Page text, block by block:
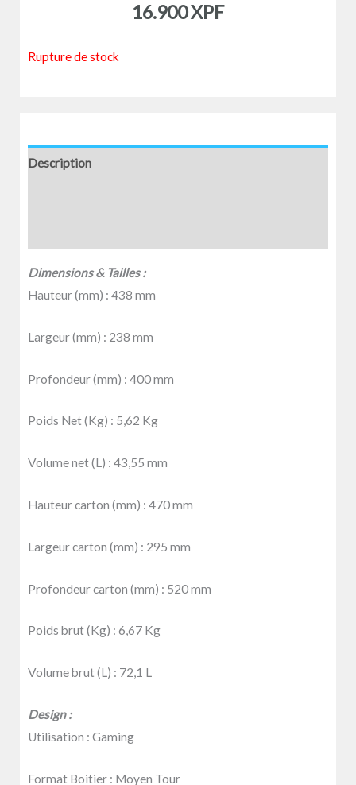
16.900XPF
Rupture de stock
Description
Dimensions & Tailles :
Hauteur (mm) : 438 mm
Largeur (mm) : 238 mm
Profondeur (mm) : 400 mm
Poids Net (Kg) : 5,62 Kg
Volume net (L) : 43,55 mm
Hauteur carton (mm) : 470 mm
Largeur carton (mm) : 295 mm
Profondeur carton (mm) : 520 mm
Poids brut (Kg) : 6,67 Kg
Volume brut (L) : 72,1 L
Design :
Utilisation : Gaming
Format Boitier : Moyen Tour